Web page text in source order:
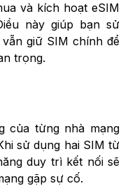
và kích hoạt eSIM
này giúp bạn sử
giữ SIM chính để
trọng.
của từng nhà mạng
sử dụng hai SIM từ
duy trì kết nối sẽ
gặp sự cố.